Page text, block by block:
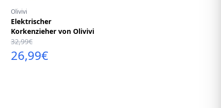
Olivivi
Elektrischer
Korkenzieher von Olivivi
32,99€
26,99€